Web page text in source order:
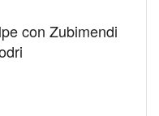
con Zubimendi